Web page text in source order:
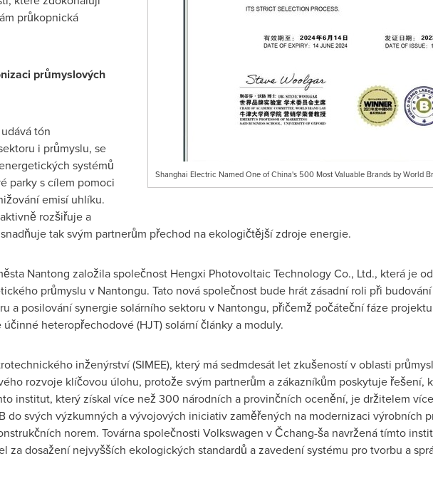
Shanghai Electric Named One of China's 500 Most Valuable Brands by World
průkopnická
průmyslových
tón
i průmyslu, se
systémů
parky s cílem pomoci
emisí uhlíku.
rozšiřuje a
tak svým partnerům přechod na ekologičtější zdroje energie.
Nantong založila společnost Hengxi Photovoltaic Technology Co., Ltd., která je
průmyslu v Nantongu. Tato nová společnost bude hrát zásadní roli při budování
a posilování synergie solárního sektoru v Nantongu, přičemž počáteční fáze
heteropřechodové (HJT) solární články a moduly.
inženýrství (SIMEE), který má sedmdesát let zkušeností v oblasti
rozvoje klíčovou úlohu, protože svým partnerům a zákazníkům poskytuje řešení,
institut, který získal více než 300 národních a provinčních ocenění, je držitelem více
do svých výzkumných a vývojových iniciativ zaměřených na modernizaci výrobních
norem. Továrna společnosti Volkswagen v Čchang-ša navržená tímto
za dosažení nejvyšších ekologických standardů a zavedení systému pro tvorbu a